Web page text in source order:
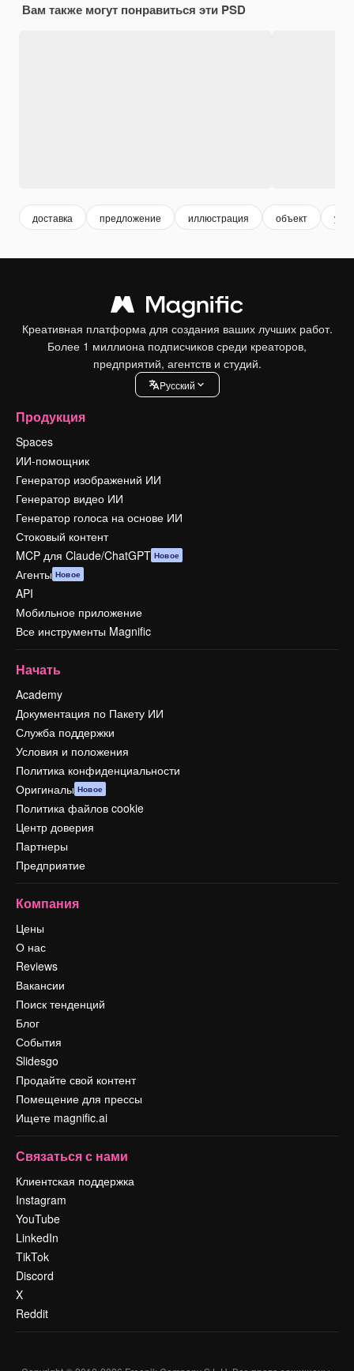
Вам также могут понравиться эти PSD
доставка предложение иллюстрация объект
Креативная платформа для создания ваших лучших работ.
Более 1 миллиона подписчиков среди креаторов,
предприятий, агентств и студий.
Pусский
Продукция
Spaces
ИИ-помощник
Генератор изображений ИИ
Генератор видео ИИ
Генератор голоса на основе ИИ
Стоковый контент
MCP для Claude/ChatGPT Новое
Агенты Новое
API
Мобильное приложение
Все инструменты Magnific
Начать
Academy
Документация по Пакету ИИ
Служба поддержки
Условия и положения
Политика конфиденциальности
Оригиналы Новое
Политика файлов cookie
Центр доверия
Партнеры
Предприятие
Компания
Цены
О нас
Reviews
Вакансии
Поиск тенденций
Блог
События
Slidesgo
Продайте свой контент
Помещение для прессы
Ищете magnific.ai
Связаться с нами
Клиентская поддержка
Instagram
YouTube
LinkedIn
TikTok
Discord
X
Reddit